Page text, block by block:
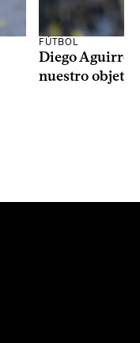
FÚTBOL
Diego Aguirre:
nuestro